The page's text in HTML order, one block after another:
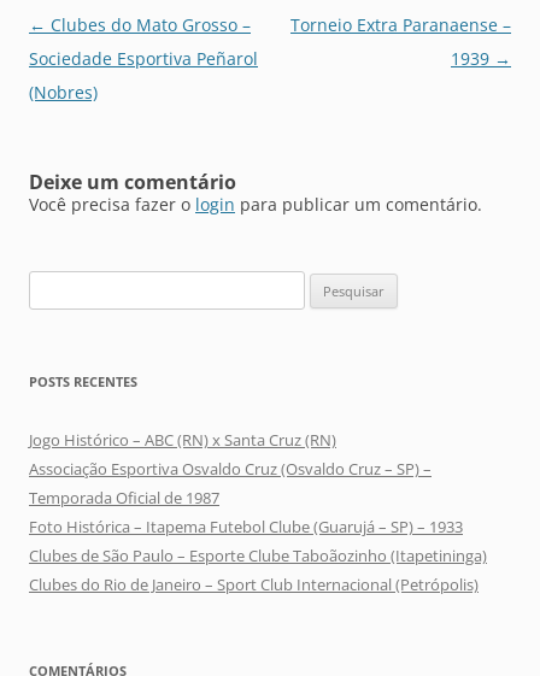
Navegação
de
posts
← Clubes do Mato Grosso –
Sociedade Esportiva Peñarol
(Nobres)
Torneio Extra Paranaense –
1939 →
Deixe um comentário
Você precisa fazer o login para publicar um comentário.
por:
POSTS RECENTES
Jogo Histórico – ABC (RN) x Santa Cruz (RN)
Associação Esportiva Osvaldo Cruz (Osvaldo Cruz – SP) –
Temporada Oficial de 1987
Foto Histórica – Itapema Futebol Clube (Guarujá – SP) – 1933
Clubes de São Paulo – Esporte Clube Taboãozinho (Itapetininga)
Clubes do Rio de Janeiro – Sport Club Internacional (Petrópolis)
COMENTÁRIOS